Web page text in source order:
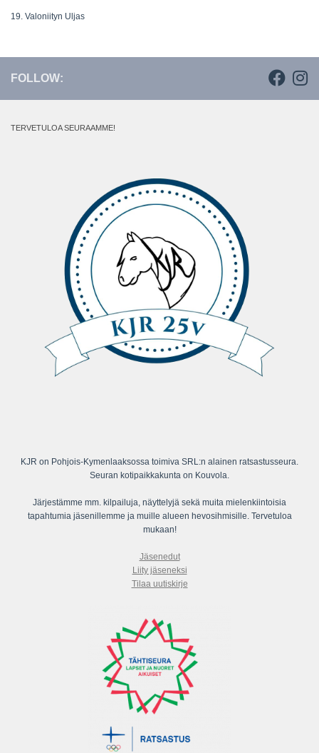
19. Valoniityn Uljas
FOLLOW:
TERVETULOA SEURAAMME!
KJR on Pohjois-Kymenlaaksossa toimiva SRL:n alainen ratsastusseura.
Seuran kotipaikkakunta on Kouvola.
Järjestämme mm. kilpailuja, näyttelyjä sekä muita mielenkiintoisia
tapahtumia jäsenillemme ja muille alueen hevosihmisille. Tervetuloa
mukaan!
Jäsenedut
Liity jäseneksi
Tilaa uutiskirje